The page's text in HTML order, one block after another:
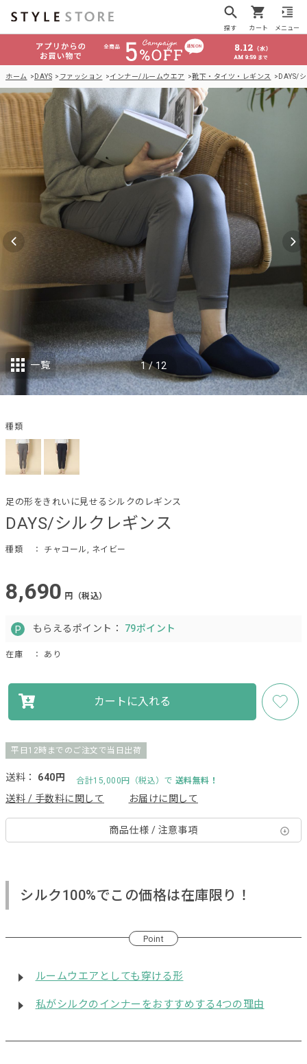
探す カート メニュー
ホーム DAYS ファッション インナー/ルームウエア 靴下・タイツ・レギンス DAYS/
DAYS/シルクレギンス
足の形をきれいに見せるシルクのレギンス
種類 ： チャコール, ネイビー
8,690 円（税込）
もらえるポイント： 79ポイント
在庫 ： あり
カートに入れる
平日12時までのご注文で当日出荷
送料： 640円 合計15,000円（税込）で 送料無料！
送料 / 手数料に関して お届けに関して
商品仕様 / 注意事項
1/12
一覧
種類
シルク100%でこの価格は在庫限り！
Point
ルームウエアとしても穿ける形
私がシルクのインナーをおすすめする4つの理由